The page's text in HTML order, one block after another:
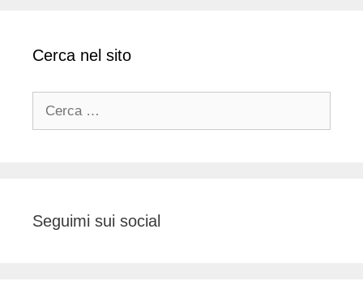
Cerca nel sito
Seguimi sui social